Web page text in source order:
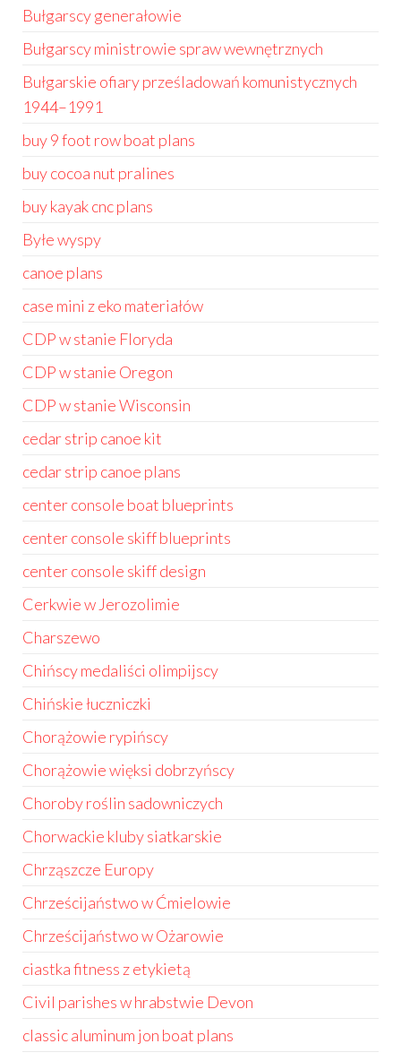
Bułgarscy generałowie
Bułgarscy ministrowie spraw wewnętrznych
Bułgarskie ofiary prześladowań komunistycznych
1944–1991
buy 9 foot row boat plans
buy cocoa nut pralines
buy kayak cnc plans
Byłe wyspy
canoe plans
case mini z eko materiałów
CDP w stanie Floryda
CDP w stanie Oregon
CDP w stanie Wisconsin
cedar strip canoe kit
cedar strip canoe plans
center console boat blueprints
center console skiff blueprints
center console skiff design
Cerkwie w Jerozolimie
Charszewo
Chińscy medaliści olimpijscy
Chińskie łuczniczki
Chorążowie rypińscy
Chorążowie więksi dobrzyńscy
Choroby roślin sadowniczych
Chorwackie kluby siatkarskie
Chrząszcze Europy
Chrześcijaństwo w Ćmielowie
Chrześcijaństwo w Ożarowie
ciastka fitness z etykietą
Civil parishes w hrabstwie Devon
classic aluminum jon boat plans